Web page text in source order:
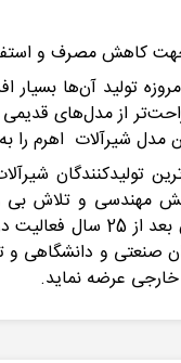
جهت کاهش مصرف و
تولید آن‌ها بسیار
از مدل‌های قدیمی
مدل شیرآلات اهرم
مهندسی و تلاش بی
کلاسیک شد و
خارجی عرضه نماید.